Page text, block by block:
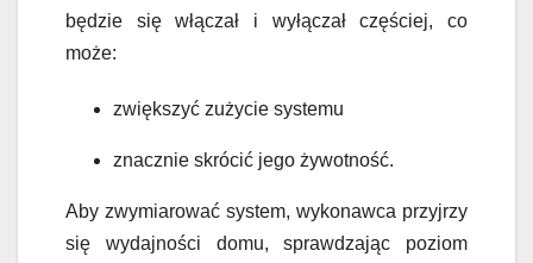
będzie się włączał i wyłączał częściej, co
może:
zwiększyć zużycie systemu
znacznie skrócić jego żywotność.
Aby zwymiarować system, wykonawca przyjrzy
się wydajności domu, sprawdzając poziom